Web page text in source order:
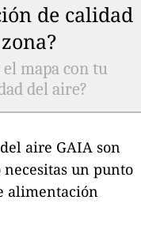
de calidad
mapa con tu
del aire?
aire GAIA son
un punto
alimentación